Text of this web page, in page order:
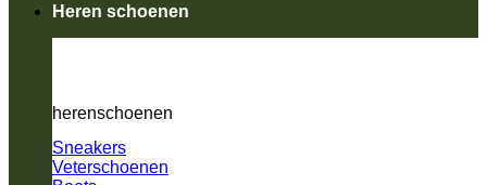
Heren schoenen
herenschoenen
Sneakers
Veterschoenen